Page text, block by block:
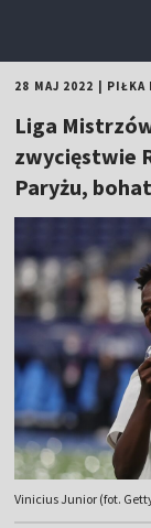
28 MAJ 2022 PIŁKA
Liga
zwycięstwie
Paryżu,
Vinicius Junior (fot.